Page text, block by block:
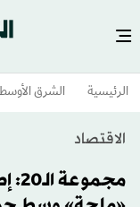
الرئيسية الشرق
الاقتصاد